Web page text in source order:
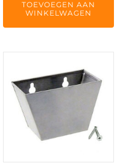
TOEVOEGEN AAN
WINKELWAGEN